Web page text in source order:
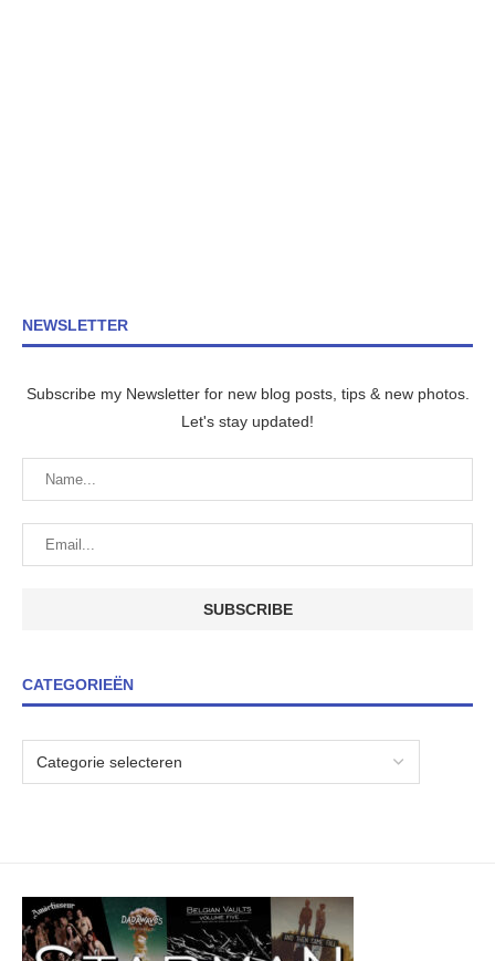
NEWSLETTER
Subscribe my Newsletter for new blog posts, tips & new photos.
Let's stay updated!
CATEGORIEËN